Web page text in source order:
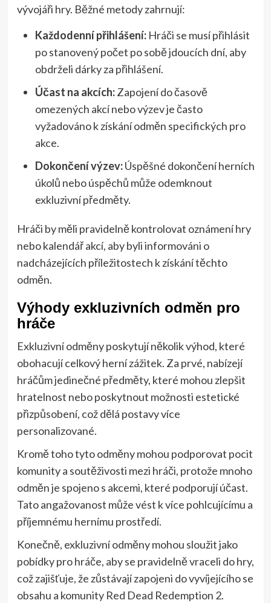
vývojáři hry. Běžné metody zahrnují:
Každodenní přihlášení:Hráči se musí přihlásit
po stanovený počet po sobě jdoucích dní, aby
obdrželi dárky za přihlášení.
Účast na akcích:Zapojení do časově
omezených akcí nebo výzev je často
vyžadováno k získání odměn specifických pro
akce.
Dokončení výzev:Úspěšné dokončení herních
úkolů nebo úspěchů může odemknout
exkluzivní předměty.
Hráči by měli pravidelně kontrolovat oznámení hry
nebo kalendář akcí, aby byli informováni o
nadcházejících příležitostech k získání těchto
odměn.
Výhody exkluzivních odměn pro
hráče
Exkluzivní odměny poskytují několik výhod, které
obohacují celkový herní zážitek. Za prvé, nabízejí
hráčům jedinečné předměty, které mohou zlepšit
hratelnost nebo poskytnout možnosti estetické
přizpůsobení, což dělá postavy více
personalizované.
Kromě toho tyto odměny mohou podporovat pocit
komunity a soutěživosti mezi hráči, protože mnoho
odměn je spojeno s akcemi, které podporují účast.
Tato angažovanost může vést k více pohlcujícímu a
příjemnému hernímu prostředí.
Konečně, exkluzivní odměny mohou sloužit jako
pobídky pro hráče, aby se pravidelně vraceli do hry,
což zajišťuje, že zůstávají zapojeni do vyvíjejícího se
obsahu a komunity Red Dead Redemption 2.